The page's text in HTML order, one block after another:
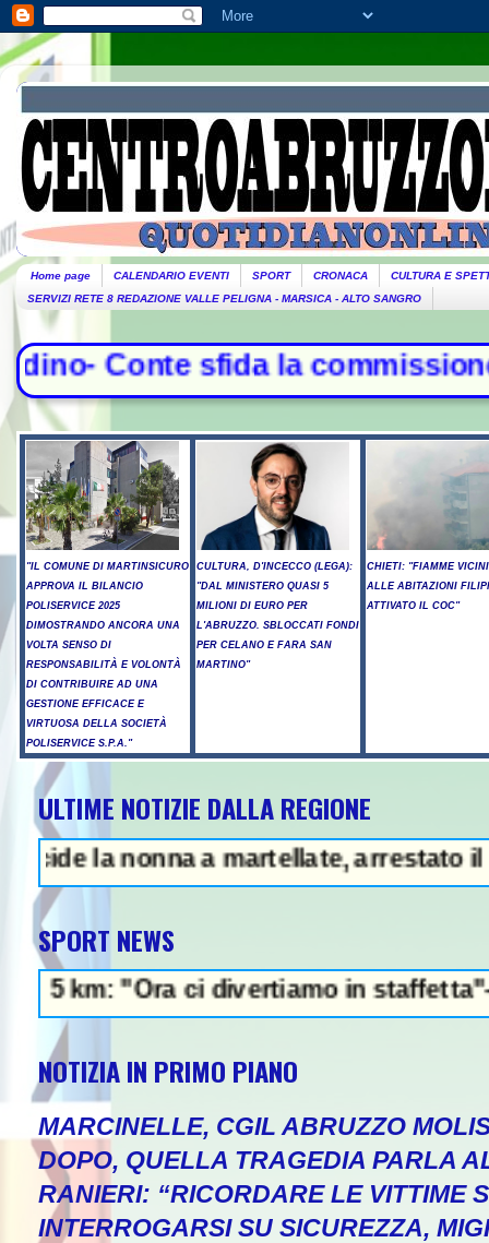
Home page CALENDARIO EVENTI SPORT CRONACA
CULTURA E
SERVIZI RETE 8 REDAZIONE VALLE PELIGNA - MARSICA - ALTO SANGRO
la commissione
"IL COMUNE DI MARTINSICURO
APPROVA IL BILANCIO
POLISERVICE 2025
DIMOSTRANDO ANCORA UNA
VOLTA SENSO DI
RESPONSABILITÀ E VOLONTÀ
DI CONTRIBUIRE AD UNA
GESTIONE EFFICACE E
VIRTUOSA DELLA SOCIETÀ
POLISERVICE S.P.A."
CULTURA, D'INCECCO (LEGA):
"DAL MINISTERO QUASI 5
MILIONI DI EURO PER
L'ABRUZZO. SBLOCCATI FONDI
PER CELANO E FARA SAN
MARTINO"
CHIETI: "FIAMME
ALLE ABITAZIONI
ATTIVATO IL COC"
ULTIME NOTIZIE DALLA REGIONE
a martellate, arrestato il nipote
SPORT NEWS
ci divertiamo in staffetta"-
NOTIZIA IN PRIMO PIANO
MARCINELLE, CGIL ABRUZZO
DOPO, QUELLA TRAGEDIA PARLA
RANIERI: “RICORDARE LE VITTIME
INTERROGARSI SU SICUREZZA,